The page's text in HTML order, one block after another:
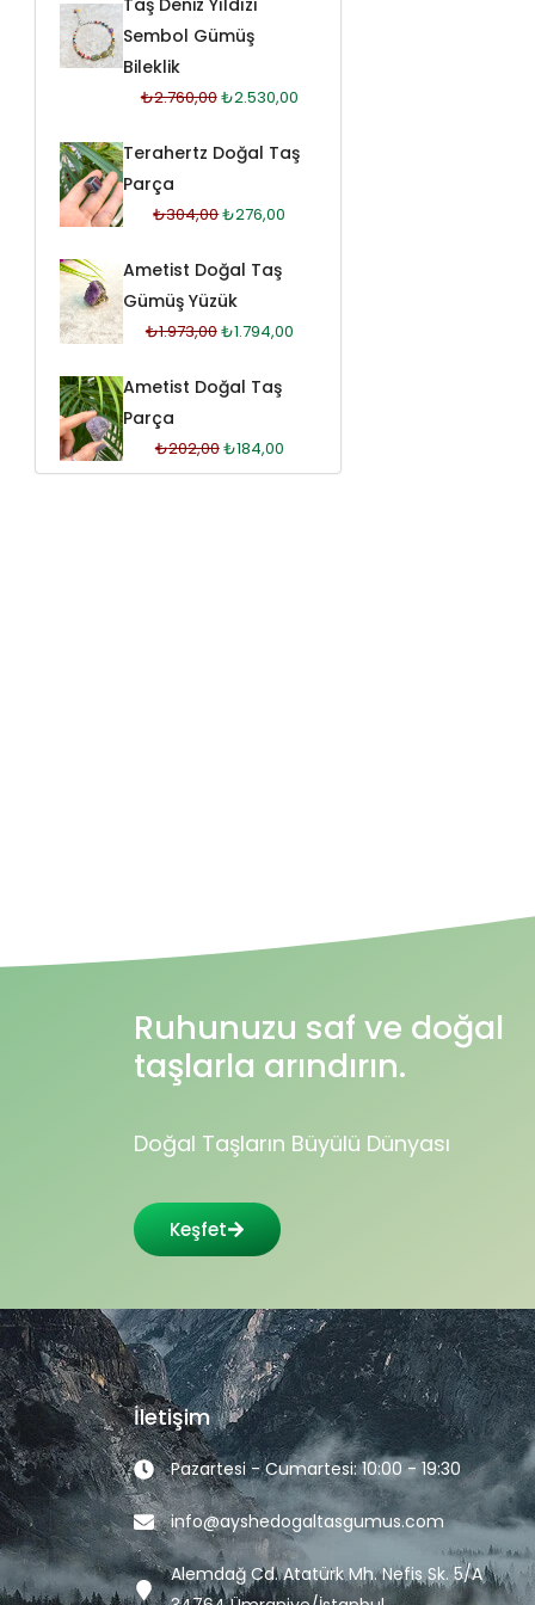
Taş Deniz Yıldızı
Sembol Gümüş
Bileklik
₺2.760,00₺2.530,00
Terahertz Doğal Taş
Parça
₺304,00₺276,00
Ametist Doğal Taş
Gümüş Yüzük
₺1.973,00₺1.794,00
Ametist Doğal Taş
Parça
₺202,00₺184,00
Ruhunuzu saf ve doğal
taşlarla arındırın.
Doğal Taşların Büyülü Dünyası
Keşfet
İletişim
Pazartesi - Cumartesi: 10:00 - 19:30
info@ayshedogaltasgumus.com
Alemdağ Cd. Atatürk Mh. Nefis Sk. 5/A